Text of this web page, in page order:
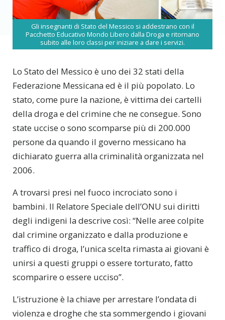
Gli insegnanti di Stato del Messico si addestrano con il
Pacchetto Educativo Mondo Libero dalla Droga e ritornano
subito alle loro classi per iniziare a dare i servizi.
Lo Stato del Messico è uno dei 32 stati della
Federazione Messicana ed è il più popolato. Lo
stato, come pure la nazione, è vittima dei cartelli
della droga e del crimine che ne consegue. Sono
state uccise o sono scomparse più di 200.000
persone da quando il governo messicano ha
dichiarato guerra alla criminalità organizzata nel
2006.
A trovarsi presi nel fuoco incrociato sono i
bambini. Il Relatore Speciale dell’ONU sui diritti
degli indigeni la descrive così: “Nelle aree colpite
dal crimine organizzato e dalla produzione e
traffico di droga, l’unica scelta rimasta ai giovani è
unirsi a questi gruppi o essere torturato, fatto
scomparire o essere ucciso”.
L’istruzione è la chiave per arrestare l’ondata di
violenza e droghe che sta sommergendo i giovani